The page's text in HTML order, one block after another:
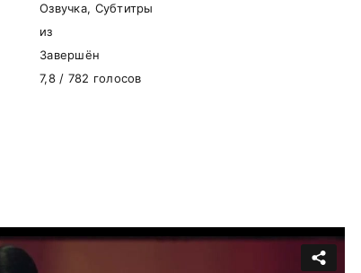
Озвучка, Субтитры
из
Завершён
7,8 / 782 голосов